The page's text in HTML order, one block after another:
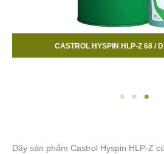
CASTROL HYSPIN HLP-Z 32 /
Dãy sản phẩm Castrol Hyspin HLP-Z